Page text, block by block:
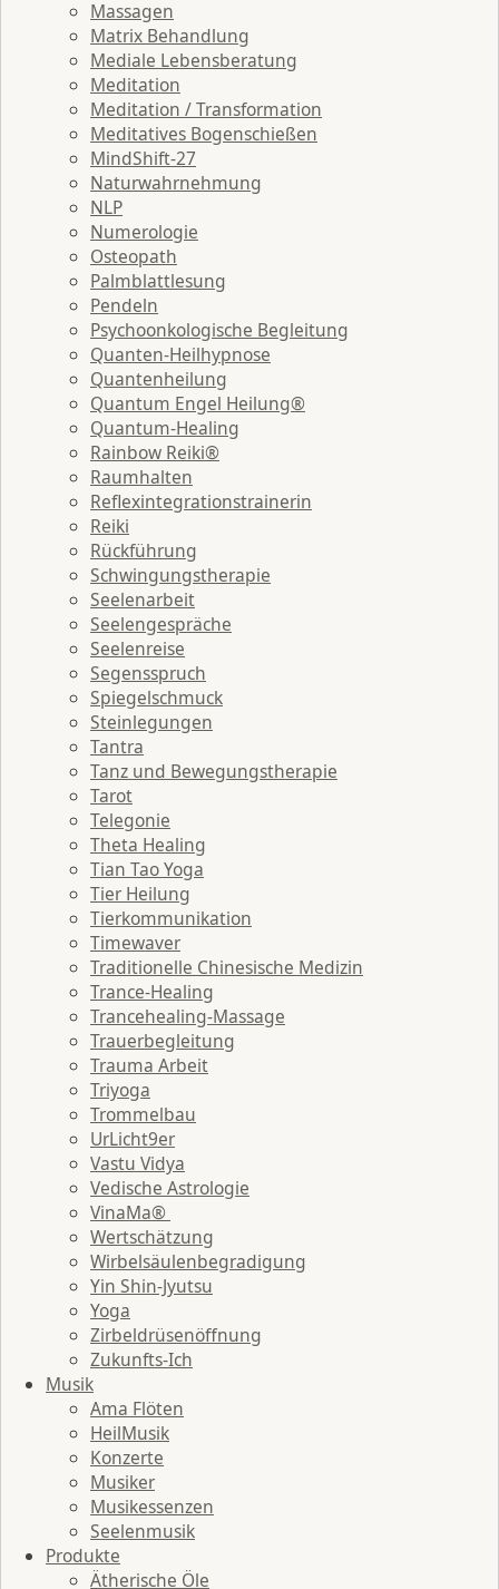
Massagen
Matrix Behandlung
Mediale Lebensberatung
Meditation
Meditation / Transformation
Meditatives Bogenschießen
MindShift-27
Naturwahrnehmung
NLP
Numerologie
Osteopath
Palmblattlesung
Pendeln
Psychoonkologische Begleitung
Quanten-Heilhypnose
Quantenheilung
Quantum Engel Heilung®
Quantum-Healing
Rainbow Reiki®
Raumhalten
Reflexintegrationstrainerin
Reiki
Rückführung
Schwingungstherapie
Seelenarbeit
Seelengespräche
Seelenreise
Segensspruch
Spiegelschmuck
Steinlegungen
Tantra
Tanz und Bewegungstherapie
Tarot
Telegonie
Theta Healing
Tian Tao Yoga
Tier Heilung
Tierkommunikation
Timewaver
Traditionelle Chinesische Medizin
Trance-Healing
Trancehealing-Massage
Trauerbegleitung
Trauma Arbeit
Triyoga
Trommelbau
UrLicht9er
Vastu Vidya
Vedische Astrologie
VinaMa®
Wertschätzung
Wirbelsäulenbegradigung
Yin Shin-Jyutsu
Yoga
Zirbeldrüsenöffnung
Zukunfts-Ich
Musik
Ama Flöten
HeilMusik
Konzerte
Musiker
Musikessenzen
Seelenmusik
Produkte
Ätherische Öle